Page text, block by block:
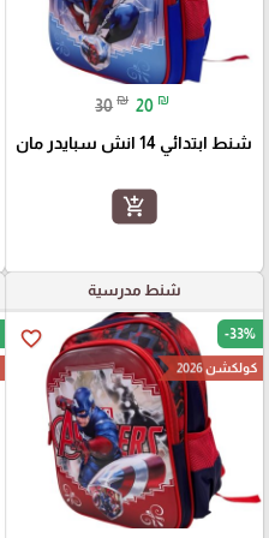
30 ₪ 20 ₪
شنط ابتدائي 14 انش سبايدر مان
add_shopping_cart
شنط مدرسية
favorite_border -33%
كولكشن 2026